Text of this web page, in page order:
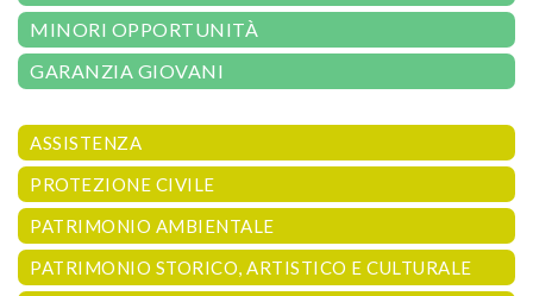
MINORI OPPORTUNITÀ
GARANZIA GIOVANI
ASSISTENZA
PROTEZIONE CIVILE
PATRIMONIO AMBIENTALE
PATRIMONIO STORICO, ARTISTICO E CULTURALE